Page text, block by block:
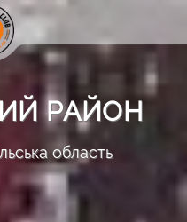
РАЙОН
область